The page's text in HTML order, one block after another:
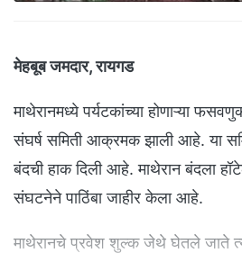
मेहबूब जमदार, रायगड
माथेरानमध्ये पर्यटकांच्या होणाऱ्या
संघर्ष समिती आक्रमक झाली आहे. या
बंदची हाक दिली आहे. माथेरान बंदला
संघटनेने पाठिंबा जाहीर केला आहे.
माथेरानचे प्रवेश शुल्क जेथे घेतले जाते